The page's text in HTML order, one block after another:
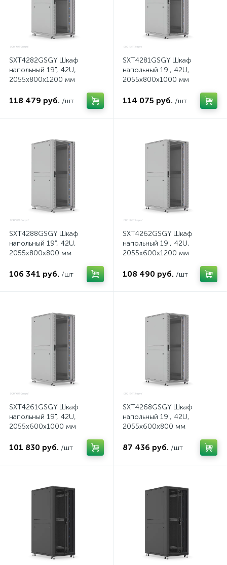
SXT4282GSGY Шкаф
напольный 19", 42U,
2055x800х1200 мм
118 479 руб. /шт
SXT4281GSGY Шкаф
напольный 19", 42U,
2055x800х1000 мм
114 075 руб. /шт
SXT4288GSGY Шкаф
напольный 19", 42U,
2055x800х800 мм
106 341 руб. /шт
SXT4262GSGY Шкаф
напольный 19", 42U,
2055x600х1200 мм
108 490 руб. /шт
SXT4261GSGY Шкаф
напольный 19", 42U,
2055x600х1000 мм
101 830 руб. /шт
SXT4268GSGY Шкаф
напольный 19", 42U,
2055x600х800 мм
87 436 руб. /шт